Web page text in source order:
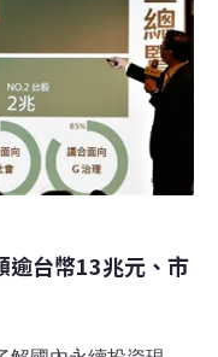
逾台幣13兆元、市